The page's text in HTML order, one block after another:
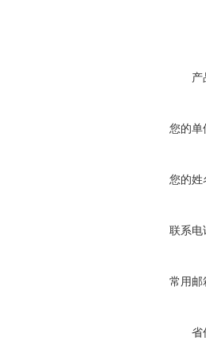
产
您的单
您的姓
联系电
常用邮
省